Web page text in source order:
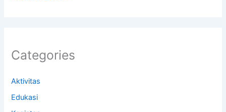
Categories
Aktivitas
Edukasi